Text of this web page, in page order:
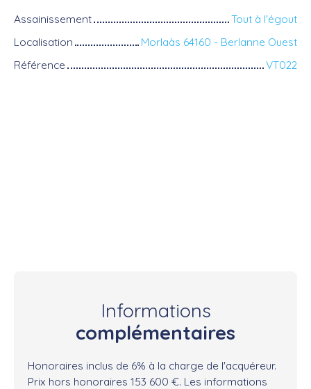
Assainissement
Tout à l'égout
Localisation
Morlaàs 64160 - Berlanne Ouest
Référence
VT022
Informations
complémentaires
Honoraires inclus de 6% à la charge de l'acquéreur.
Prix hors honoraires 153 600 €. Les informations